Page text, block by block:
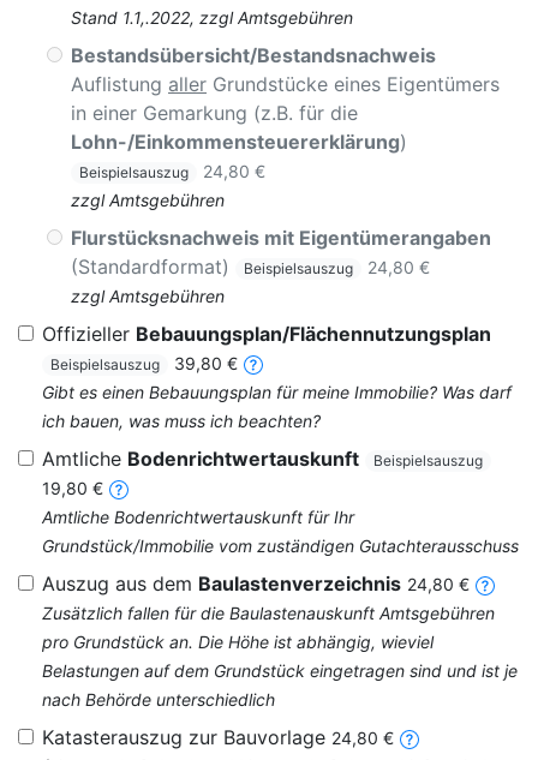
Stand 1.1,.2022, zzgl Amtsgebühren
Bestandsübersicht/Bestandsnachweis
Auflistung aller Grundstücke eines Eigentümers
in einer Gemarkung (z.B. für die
Lohn-/Einkommensteuererklärung)
Beispielsauszug
24,80 €
zzgl Amtsgebühren
Flurstücksnachweis mit Eigentümerangaben
(Standardformat)
Beispielsauszug
24,80 €
zzgl Amtsgebühren
Offizieller Bebauungsplan/Flächennutzungsplan
Beispielsauszug
39,80 €
Gibt es einen Bebauungsplan für meine Immobilie? Was darf
ich bauen, was muss ich beachten?
Amtliche Bodenrichtwertauskunft Beispielsauszug
19,80 €
Amtliche Bodenrichtwertauskunft für Ihr
Grundstück/Immobilie vom zuständigen Gutachterausschuss
Auszug aus dem Baulastenverzeichnis 24,80 €
Zusätzlich fallen für die Baulastenauskunft Amtsgebühren
pro Grundstück an. Die Höhe ist abhängig, wieviel
Belastungen auf dem Grundstück eingetragen sind und ist je
nach Behörde unterschiedlich
Katasterauszug zur Bauvorlage 24,80 €